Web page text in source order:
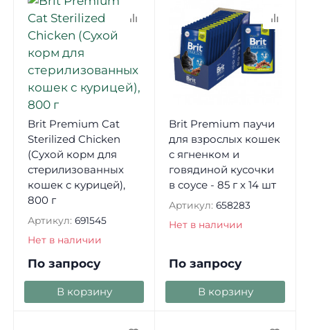
Brit Premium Cat
Sterilized Chicken
(Сухой корм для
стерилизованных
кошек с курицей),
800 г
Артикул: 691545
Нет в наличии
По запросу
В корзину
Brit Premium паучи
для взрослых кошек
с ягненком и
говядиной кусочки
в соусе - 85 г х 14 шт
Артикул: 658283
Нет в наличии
По запросу
В корзину